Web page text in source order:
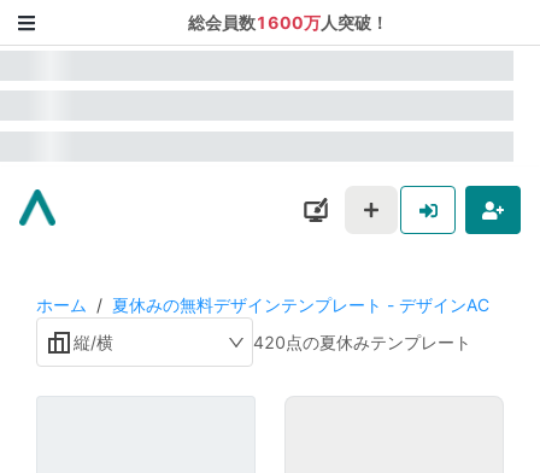
総会員数1600万人突破！
ホーム / 夏休みの無料デザインテンプレート - デザインAC
縦/横
420点の夏休みテンプレート